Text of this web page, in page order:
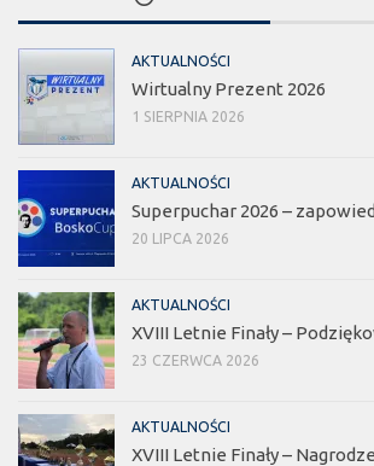
AKTUALNOŚCI
Wirtualny Prezent 2026
1 SIERPNIA 2026
AKTUALNOŚCI
Superpuchar 2026 –
20 LIPCA 2026
AKTUALNOŚCI
XVIII Letnie Finały –
23 CZERWCA 2026
AKTUALNOŚCI
XVIII Letnie Finały –